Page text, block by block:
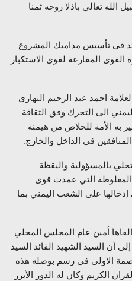
الله تعالى باذلا روحه ثمنا
في تأسيس مداميك المشروع
المقارعة لقوى الاستكبار
احمد عبد الرحيم النهاري
الى التحرك وفق الثقافة
به الأمة للخلاص من هيمنة
في الداخل والخارج.
بالمسؤولية واليقظة
المغلوطة التي عمدت قوى
إدخالها على الشعب اليمني بما
أمين عام المجلس المحلي
أن السيد الشهيد القائد السيد
الاولى في رسم بوصله هذه
الكريم وكان له الدور الأبرز